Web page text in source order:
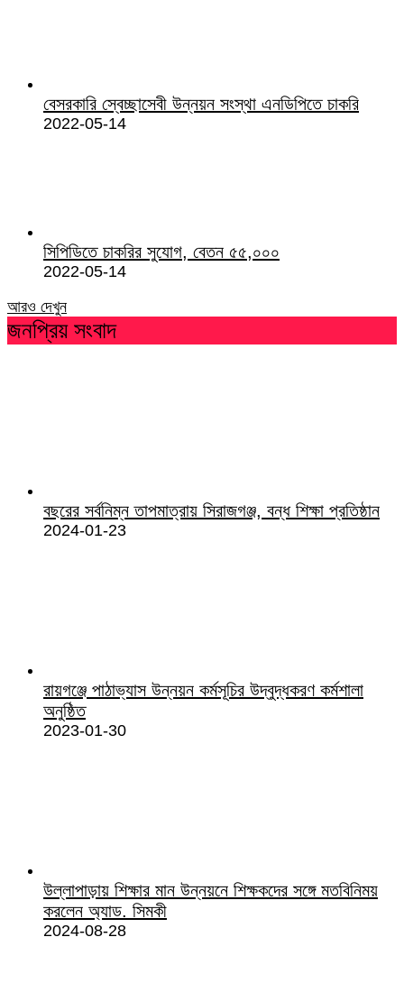
বেসরকারি স্বেচ্ছাসেবী উন্নয়ন সংস্থা এনডিপিতে চাকরি
2022-05-14
সিপিডিতে চাকরির সুযোগ, বেতন ৫৫,০০০
2022-05-14
আরও দেখুন
জনপ্রিয় সংবাদ
বছরের সর্বনিম্ন তাপমাত্রায় সিরাজগঞ্জ, বন্ধ শিক্ষা প্রতিষ্ঠান
2024-01-23
রায়গঞ্জে পাঠাভ্যাস উন্নয়ন কর্মসূচির উদ্বুদ্ধকরণ কর্মশালা
অনুষ্ঠিত
2023-01-30
উল্লাপাড়ায় শিক্ষার মান উন্নয়নে শিক্ষকদের সঙ্গে মতবিনিময়
করলেন অ্যাড. সিমকী
2024-08-28